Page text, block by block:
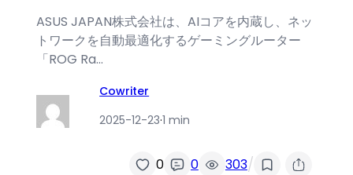
ASUS JAPAN株式会社は、AIコアを内蔵し、ネッ
トワークを自動最適化するゲーミングルーター
「ROG Ra…
Cowriter
2025-12-23·1 min
0 0 303/